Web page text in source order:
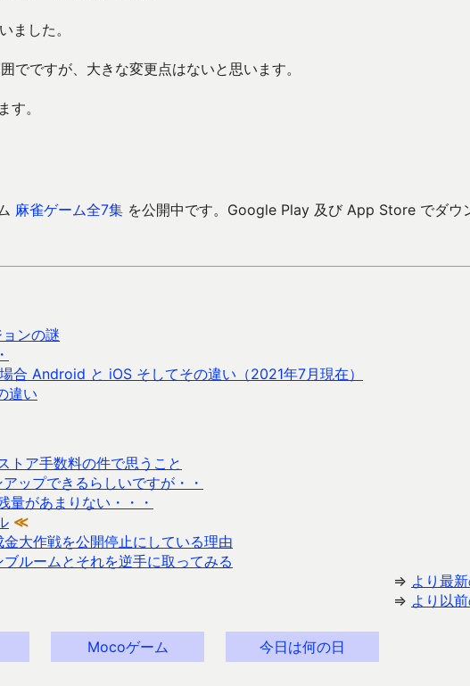
ました。
でですが、大きな変更点はないと思います。
。
麻雀ゲーム全7集 を公開中です。Google Play 及び App Store でダウ
ンの謎
合 Android と iOS そしてその違い（2021年7月現在）
違い
トア手数料の件で思うこと
ップできるらしいですが・・
量があまりない・・・
≪
大作戦を公開停止にしている理由
ルームとそれを逆手に取ってみる
⇒ より最
⇒ より以
Mocoゲーム 今日は何の日